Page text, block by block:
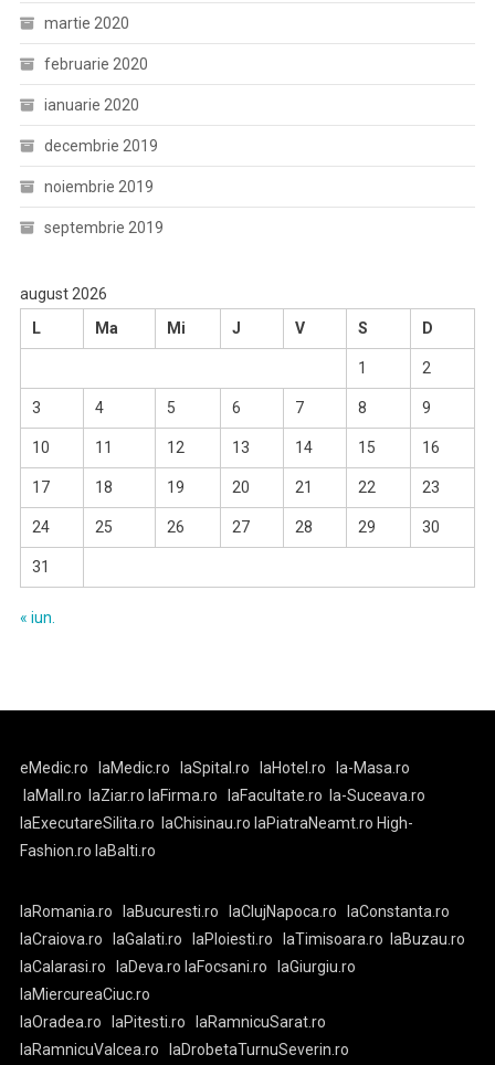
martie 2020
februarie 2020
ianuarie 2020
decembrie 2019
noiembrie 2019
septembrie 2019
august 2026
L
Ma Mi J V S D
1 2
3 4 5 6 7 8 9
10 11 12 13 14 15 16
17 18 19 20 21 22 23
24 25 26 27 28 29 30
31
« iun.
eMedic.ro laMedic.ro laSpital.ro laHotel.ro
la-Masa.ro
laMall.ro
laZiar.ro laFirma.ro laFacultate.ro
la-Suceava.ro
laExecutareSilita.ro
laChisinau.ro laPiatraNeamt.ro High-
Fashion.ro laBalti.ro
laRomania.ro laBucuresti.ro laClujNapoca.ro
laConstanta.ro
laCraiova.ro
laGalati.ro laPloiesti.ro laTimisoara.ro
laBuzau.ro
laCalarasi.ro
laDeva.ro laFocsani.ro
laGiurgiu.ro
laMiercureaCiuc.ro
laOradea.ro
laPitesti.ro
laRamnicuSarat.ro
laRamnicuValcea.ro
laDrobetaTurnuSeverin.ro